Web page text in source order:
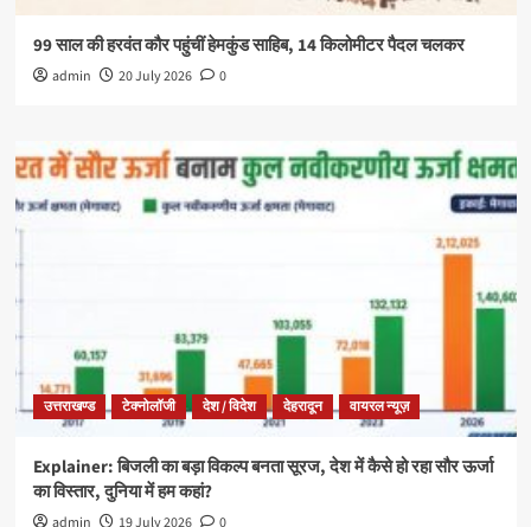
99 साल की हरवंत कौर पहुंचीं हेमकुंड साहिब, 14 किलोमीटर पैदल चलकर
admin 20 July 2026 0
उत्तराखण्ड टेक्नोलॉजी देश / विदेश देहरादून वायरल न्यूज़
Explainer: बिजली का बड़ा विकल्प बनता सूरज, देश में कैसे हो रहा सौर ऊर्जा
का विस्तार, दुनिया में हम कहां?
admin 19 July 2026 0